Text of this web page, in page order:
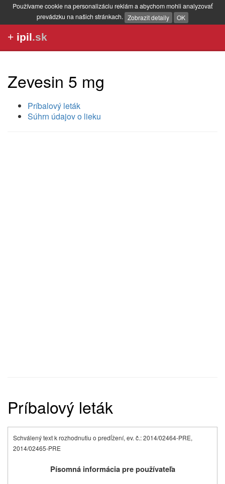
Používame cookie na personalizáciu reklám a abychom mohli analyzovať
prevádzku na našich stránkach. Zobrazit detaily OK
+ ipil.sk
Zevesin 5 mg
Príbalový leták
Súhrn údajov o lieku
Príbalový leták
Schválený text k rozhodnutiu o predĺžení, ev. č.: 2014/02464-PRE,
2014/02465-PRE
Písomná informácia pre používateľa